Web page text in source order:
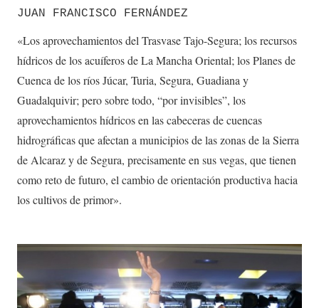
JUAN FRANCISCO FERNÁNDEZ
«Los aprovechamientos del Trasvase Tajo-Segura; los recursos
hídricos de los acuíferos de La Mancha Oriental; los Planes de
Cuenca de los ríos Júcar, Turia, Segura, Guadiana y
Guadalquivir; pero sobre todo, “por invisibles”, los
aprovechamientos hídricos en las cabeceras de cuencas
hidrográficas que afectan a municipios de las zonas de la Sierra
de Alcaraz y de Segura, precisamente en sus vegas, que tienen
como reto de futuro, el cambio de orientación productiva hacia
los cultivos de primor».